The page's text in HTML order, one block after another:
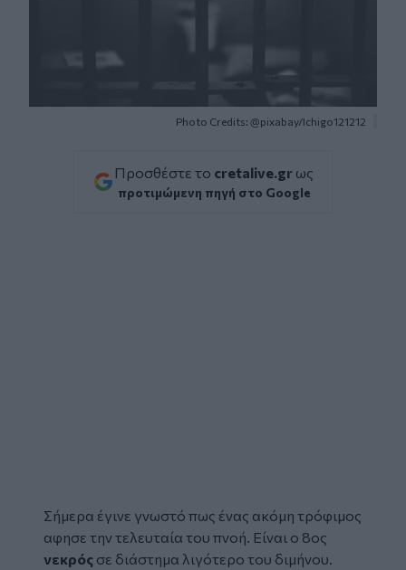
Photo Credits: @pixabay/Ichigo121212
Προσθέστε το cretalive.gr ως
προτιμώμενη πηγή στο Google
Σήμερα έγινε γνωστό πως ένας ακόμη τρόφιμος
αφησε την τελευταία του πνοή. Είναι ο 8ος
νεκρός σε διάστημα λιγότερο του διμήνου.